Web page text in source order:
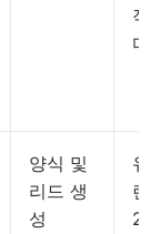
작
다
양식 및
리드 생
성
유
랜
29